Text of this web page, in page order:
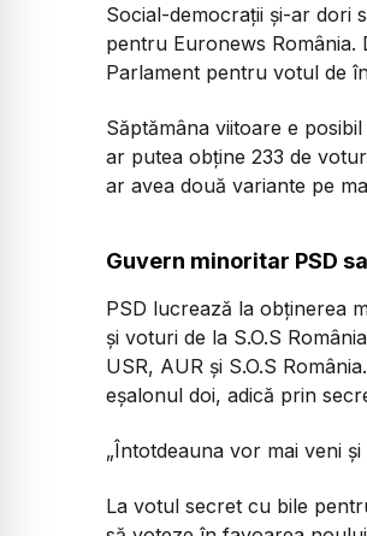
Social-democrații și-ar dori
pentru Euronews
Parlament pentru votul de
Săptămâna viitoare e
ar putea obține 233 de
ar avea două variante pe
Guvern minoritar PSD
PSD lucrează la obținerea
și voturi de la S.O.S
USR, AUR și S.O.S
eșalonul doi, adică prin
„Întotdeauna vor mai veni
La votul secret cu bile